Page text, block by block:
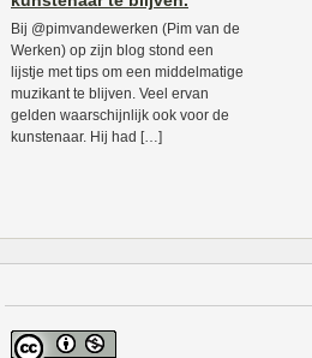
Bij @pimvandewerken (Pim van de
Werken) op zijn blog stond een
lijstje met tips om een middelmatige
muzikant te blijven. Veel ervan
gelden waarschijnlijk ook voor de
kunstenaar. Hij had […]